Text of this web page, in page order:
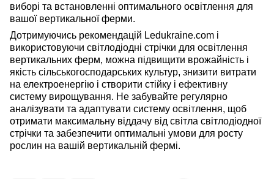
виборі та встановленні оптимального освітлення для
вашої вертикальної ферми.
Дотримуючись рекомендацій Ledukraine.com і
використовуючи світлодіодні стрічки для освітлення
вертикальних ферм, можна підвищити врожайність і
якість сільськогосподарських культур, знизити витрати
на електроенергію і створити стійку і ефективну
систему вирощування. Не забувайте регулярно
аналізувати та адаптувати систему освітлення, щоб
отримати максимальну віддачу від світла світлодіодної
стрічки та забезпечити оптимальні умови для росту
рослин на вашій вертикальній фермі.